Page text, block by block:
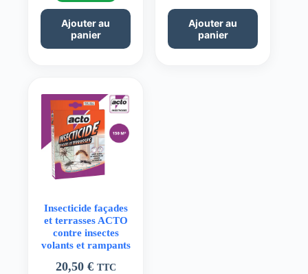
Ajouter au
panier
Ajouter au
panier
Insecticide façades
et terrasses ACTO
contre insectes
volants et rampants
20,50 € TTC